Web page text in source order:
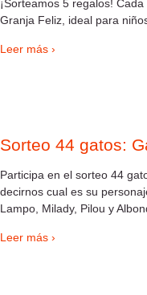
¡Sorteamos 5 regalos!
Granja Feliz, ideal para
Leer más ›
Sorteo 44 gatos:
Participa en el sorteo 44
decirnos cual es su
Lampo, Milady, Pilou y
Leer más ›